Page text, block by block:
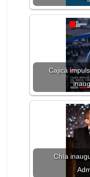
Cajicá
Chía